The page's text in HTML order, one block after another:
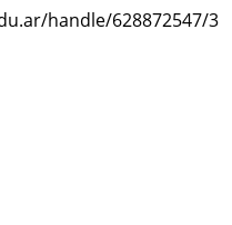
handle/628872547/3